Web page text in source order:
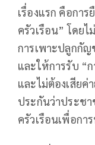
เรื่องแรก คือกา
ครัวเรือน” โดย
การเพาะปลูกกัญ
และให้การรับ “
และไม่ต้องเสียค่
ประกันว่าประช
ครัวเรือนเพื่อกา